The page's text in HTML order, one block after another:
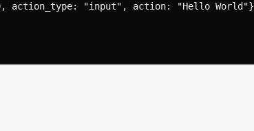
action_type: "input", action: "Hello World"}